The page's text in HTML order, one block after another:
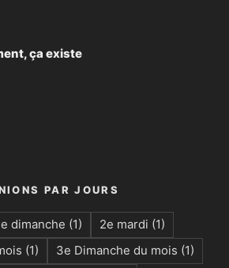
ça existe
PAR JOURS
dimanche (1) 2e mardi (1)
(1) 3e Dimanche du mois (1)